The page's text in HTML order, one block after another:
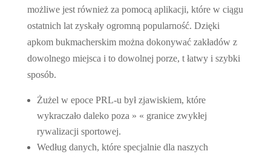
możliwe jest również za pomocą aplikacji, które w ciągu
ostatnich lat zyskały ogromną popularność. Dzięki
apkom bukmacherskim można dokonywać zakładów z
dowolnego miejsca i to dowolnej porze, t łatwy i szybki
sposób.
Żużel w epoce PRL-u był zjawiskiem, które
wykraczało daleko poza » « granice zwykłej
rywalizacji sportowej.
Według danych, które specjalnie dla naszych